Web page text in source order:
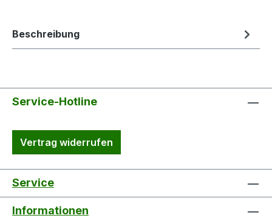
Beschreibung
Service-Hotline
Vertrag widerrufen
Service
Informationen